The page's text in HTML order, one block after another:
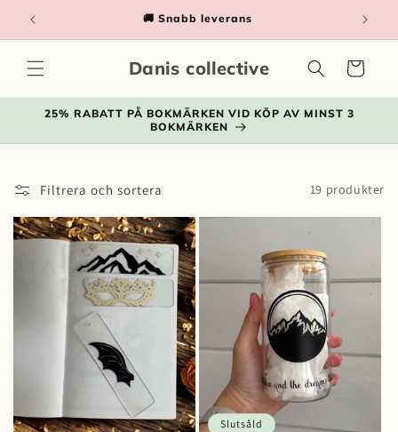
vidare
till
innehåll
📦 Fri frakt på ordrar över 500kr
Danis collective Varukorg
25% RABATT PÅ BOKMÄRKEN VID KÖP AV MINST 3
BOKMÄRKEN
Filtrera och sortera 19 produkter
Slutsåld